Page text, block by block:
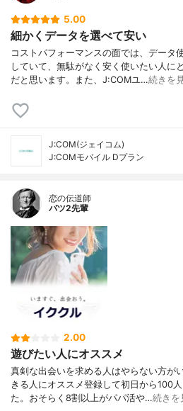
5.00
細かくデータを選べて安い
コストパフォーマンスの面では、データ
していて、無駄がなく安く使いたい人に
だと思います。また、J:COMユ…続きを
J:COM(ジェイコム)
J:COMモバイル Dプラン
恋の伝道師
バツ2先輩
2.00
遊びたい人にオススメ
真剣な出会いを求める人はやらない方が
きる人にオススメ登録して初日から100
た。おそらく8割以上がパパ活や…続きを